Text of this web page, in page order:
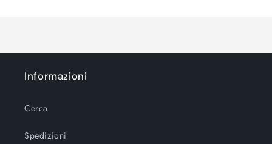
Informazioni
Cerca
Spedizioni